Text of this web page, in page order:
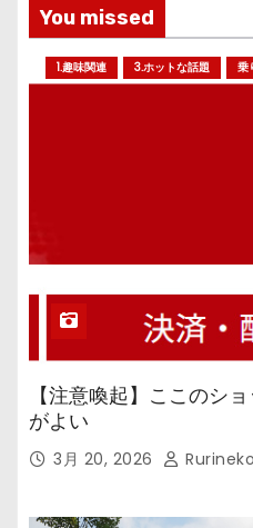
You missed
1.趣味関連 3.ホットな話題 乗
【注意喚起】ここのシ
がよい
3月 20, 2026 Rurineko